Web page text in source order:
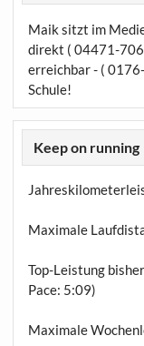
Maik sitzt im
direkt ( 04471-
erreichbar - (
Schule!
Keep on running
Maximale
Top-Leistung
Pace: 5:09)
Maximale